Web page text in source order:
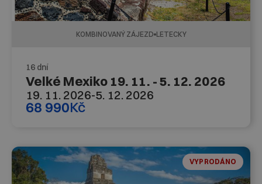
KOMBINOVANÝ ZÁJEZD LETECKY
16 dní
Velké Mexiko 19. 11. - 5. 12. 2026
19. 11. 2026-5. 12. 2026
68 990Kč
VYPRODÁNO